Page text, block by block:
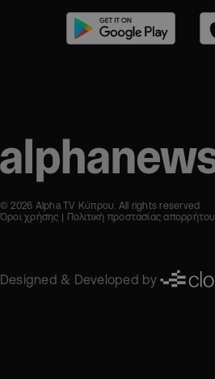
© 2026 Alpha TV Κύπρου. All rights reserved
Όροι χρήσης
Πολιτική προστασίας απορρήτου
Designed & Developed by